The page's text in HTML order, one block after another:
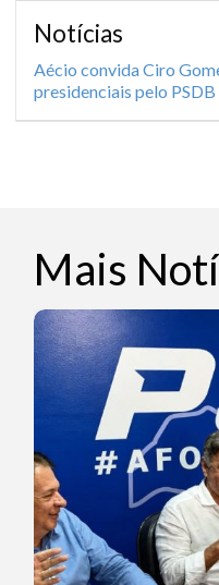
Notícias
Aécio convida Ciro
presidenciais pelo PSDB
Mais